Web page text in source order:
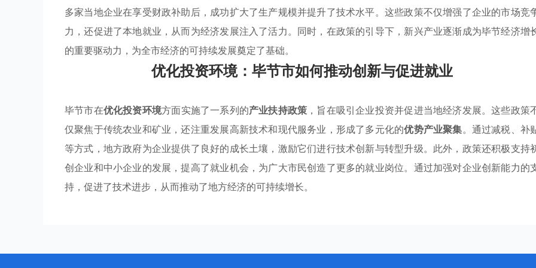
多家当地企业在享受财政补助后，成功扩大了生产规模并提升了技术水平。这些政策不仅增强了企业的市场竞
力，还促进了本地就业，从而为经济发展注入了活力。同时，在政策的引导下，新兴产业逐渐成为毕节经济增
的重要驱动力，为全市经济的可持续发展奠定了基础。
优化投资环境：毕节市如何推动创新与促进就业
毕节市在优化投资环境方面实施了一系列的产业扶持政策 ，旨在吸引企业投资并促进当地经济发展。这些政策
仅聚焦于传统农业和矿业，还注重发展高新技术和现代服务业，形成了多元化的优势产业聚集。通过减税、补
等方式，地方政府为企业提供了良好的成长土壤，激励它们进行技术创新与转型升级。此外，政策还积极支持
创企业和中小企业的发展，提高了就业机会，为广大市民创造了更多的就业岗位。通过加强对企业创新能力的
持，促进了技术进步，从而推动了地方经济的可持续增长。